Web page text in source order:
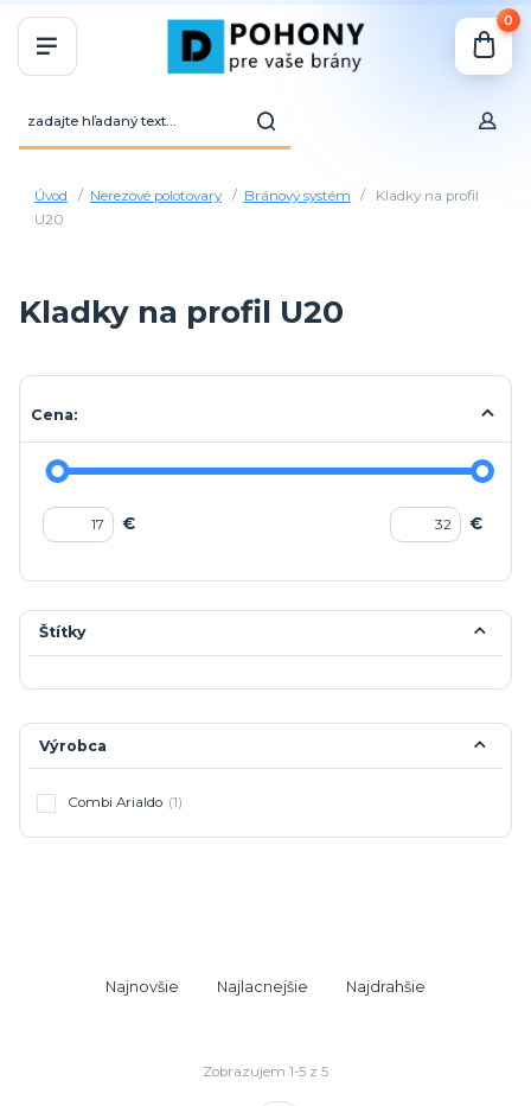
0
Úvod Nerezové polotovary Bránový systém
Kladky na profil
U20
Kladky na profil U20
Cena:
€ €
Štítky
Výrobca
Combi Arialdo (1)
Najnovšie Najlacnejšie Najdrahšie
Zobrazujem 1-5 z 5